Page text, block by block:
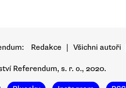
Redakce Všichni autoři
Referendum, s. r. o., 2020.